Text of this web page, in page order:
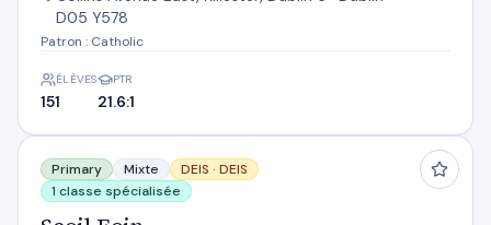
D05 Y578
Patron : Catholic
ÉLÈVES
151
PTR
21.6:1
Scoil Eoin
Primary Mixte DEIS · DEIS
1 classe spécialisée